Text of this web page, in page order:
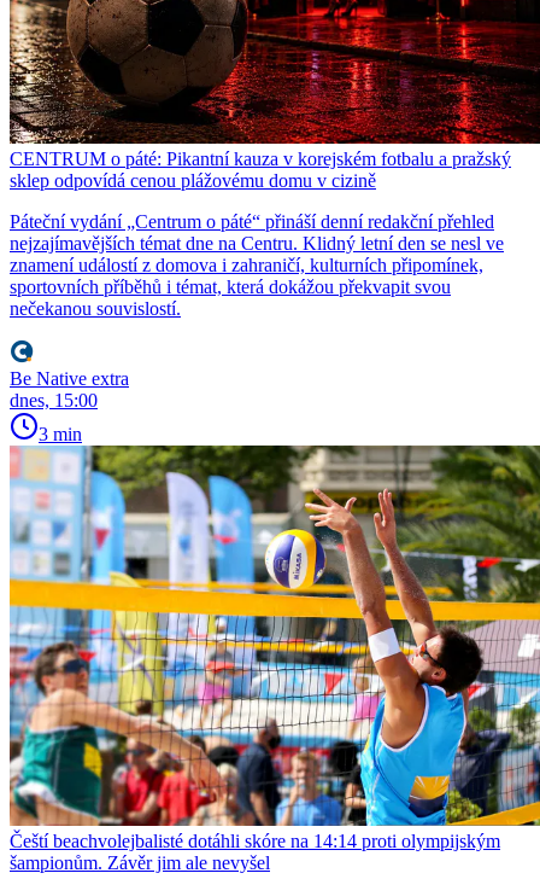
CENTRUM o páté: Pikantní kauza v korejském fotbalu a pražský
sklep odpovídá cenou plážovému domu v cizině
Páteční vydání „Centrum o páté“ přináší denní redakční přehled
nejzajímavějších témat dne na Centru. Klidný letní den se nesl ve
znamení událostí z domova i zahraničí, kulturních připomínek,
sportovních příběhů i témat, která dokážou překvapit svou
nečekanou souvislostí.
Be Native extra
dnes, 15:00
3 min
Čeští beachvolejbalisté dotáhli skóre na 14:14 proti olympijským
šampionům. Závěr jim ale nevyšel